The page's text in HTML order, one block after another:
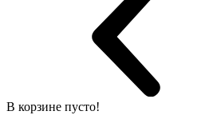
В корзине пусто!